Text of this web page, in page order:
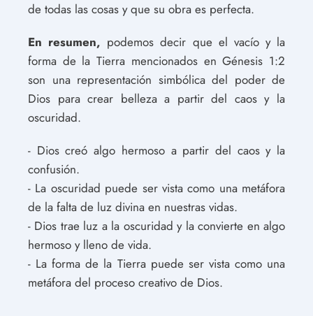
de todas las cosas y que su obra es perfecta.
En resumen, podemos decir que el vacío y la
forma de la Tierra mencionados en Génesis 1:2
son una representación simbólica del poder de
Dios para crear belleza a partir del caos y la
oscuridad.
- Dios creó algo hermoso a partir del caos y la
confusión.
- La oscuridad puede ser vista como una metáfora
de la falta de luz divina en nuestras vidas.
- Dios trae luz a la oscuridad y la convierte en algo
hermoso y lleno de vida.
- La forma de la Tierra puede ser vista como una
metáfora del proceso creativo de Dios.